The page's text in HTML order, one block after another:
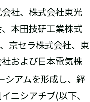
社、株式会社東光
本田技研工業株式
京セラ株式会社、東
および日本電気株
シアムを形成し、経
ニシアチブ(以下、